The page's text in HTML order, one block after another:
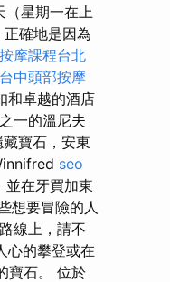
（星期一在上
正確地是因為
摩課程台北
台中頭部按摩
和卓越的酒店
一的溫尼夫
寶石，安東
seo
並在牙買加東
想要冒險的人
線上，請不
心的攀登或在
寶石。 位於